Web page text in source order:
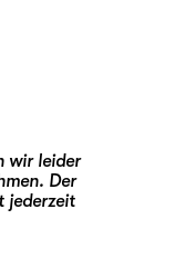
wir leider
Der
jederzeit